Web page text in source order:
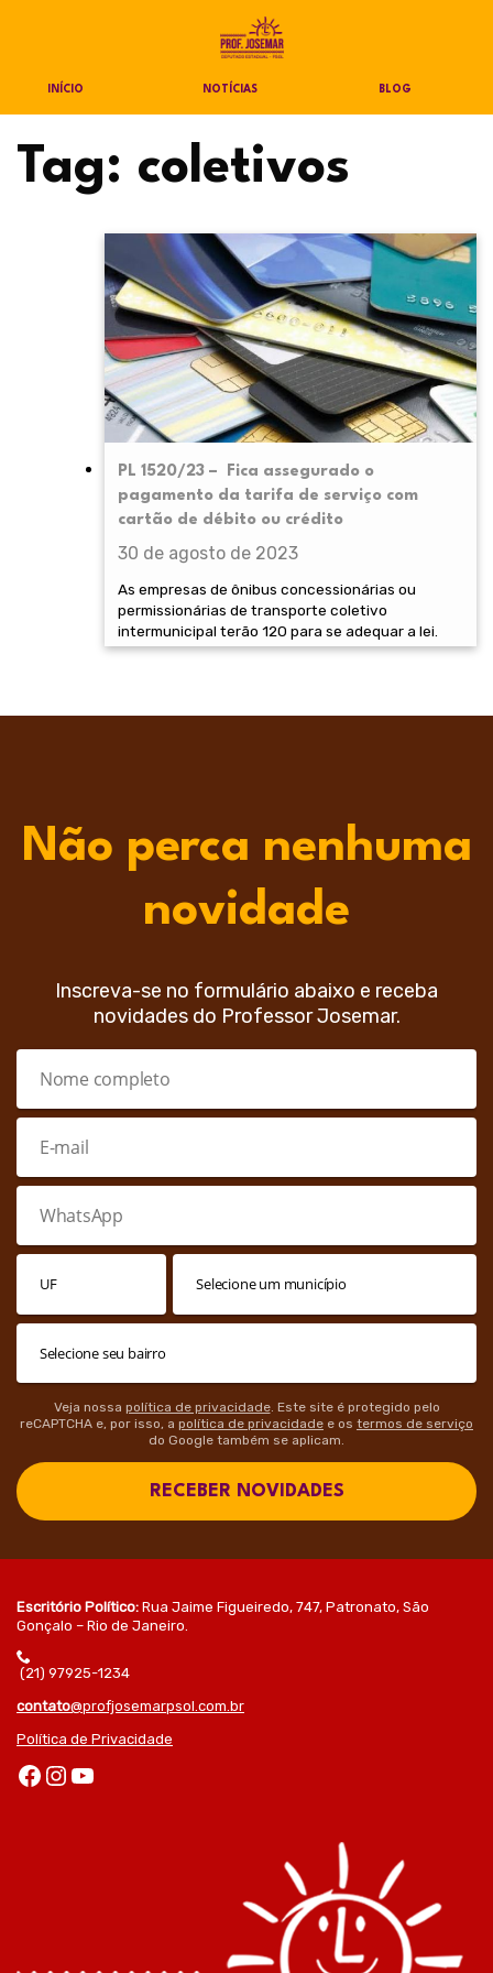
INÍCIO NOTÍCIAS BLOG
Tag: coletivos
PL 1520/23 – Fica assegurado o
pagamento da tarifa de serviço com
cartão de débito ou crédito
30 de agosto de 2023
As empresas de ônibus concessionárias ou
permissionárias de transporte coletivo
intermunicipal terão 120 para se adequar a lei.
Não perca nenhuma
novidade
Inscreva-se no formulário abaixo e receba
novidades do Professor Josemar.
Veja nossa política de privacidade. Este site é protegido pelo
reCAPTCHA e, por isso, a política de privacidade e os termos de serviço
do Google também se aplicam.
RECEBER NOVIDADES
Escritório Político: Rua Jaime Figueiredo, 747, Patronato, São
Gonçalo – Rio de Janeiro.
(21) 97925-1234
contato@profjosemarpsol.com.br
Política de Privacidade
Facebook Instagram Youtube